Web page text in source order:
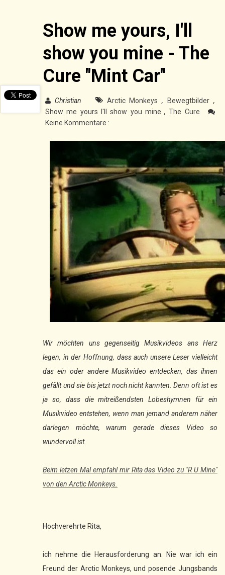
g
a
t
Show me yours, I'll
show you mine - The
Cure "Mint Car"
Christian Arctic Monkeys, Bewegtbilder,
Show me yours I'll show you mine,The Cure
Keine Kommentare :
Wir möchten uns gegenseitig Musikvideos ans Herz
legen, in der Hoffnung, dass auch unsere Leser vielleicht
das ein oder andere Musikvideo entdecken, das ihnen
gefällt und sie bis jetzt noch nicht kannten. Denn oft ist es
ja so, dass die mitreißendsten Lobeshymnen für ein
Musikvideo entstehen, wenn man jemand anderem näher
darlegen möchte, warum gerade dieses Video so
wundervoll ist.
Beim letzen Mal empfahl mir Rita das Video zu "R U Mine"
von den Arctic Monkeys.
Hochverehrte Rita,
ich nehme die Herausforderung an. Nie war ich ein
Freund der Arctic Monkeys, und posende Jungsbands